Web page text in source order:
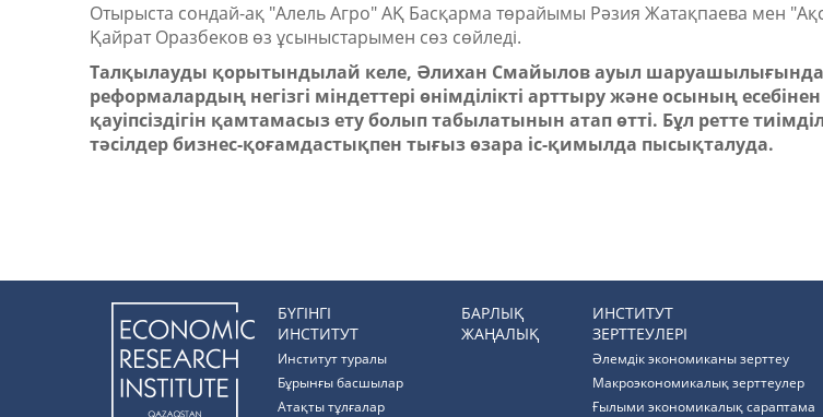
Отырыста сондай-ақ "Алель Агро" АҚ Басқарма төрайымы Рәзия Жатақпаева мен
Қайрат Оразбеков өз ұсыныстарымен сөз сөйледі.
Талқылауды қорытындылай келе, Әлихан Смайылов ауыл
реформалардың негізгі міндеттері өнімділікті арттыру және осының
қауіпсіздігін қамтамасыз ету болып табылатынын атап өтті. Бұл ретте
тәсілдер бизнес-қоғамдастықпен тығыз өзара іс-қимылда пысықталуда.
БҮГІНГІ
ИНСТИТУТ
Институт туралы
Бұрынғы басшылар
Атақты тұлғалар
БАРЛЫҚ
ЖАҢАЛЫҚ
ИНСТИТУТ
ЗЕРТТЕУЛЕРІ
Әлемдік экономиканы зерттеу
Макроэкономикалық зерттеулер
Ғылыми экономикалық сараптама